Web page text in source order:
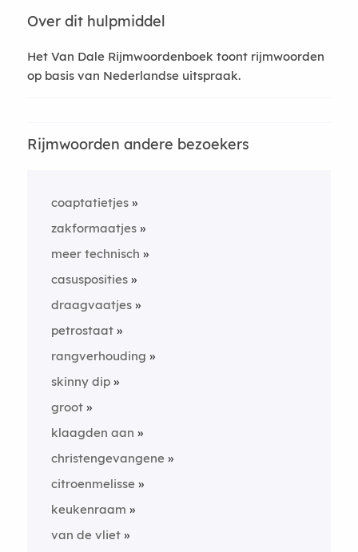
Over dit hulpmiddel
Het Van Dale Rijmwoordenboek toont rijmwoorden
op basis van Nederlandse uitspraak.
Rijmwoorden andere bezoekers
coaptatietjes
zakformaatjes
meer technisch
casusposities
draagvaatjes
petrostaat
rangverhouding
skinny dip
groot
klaagden aan
christengevangene
citroenmelisse
keukenraam
van de vliet